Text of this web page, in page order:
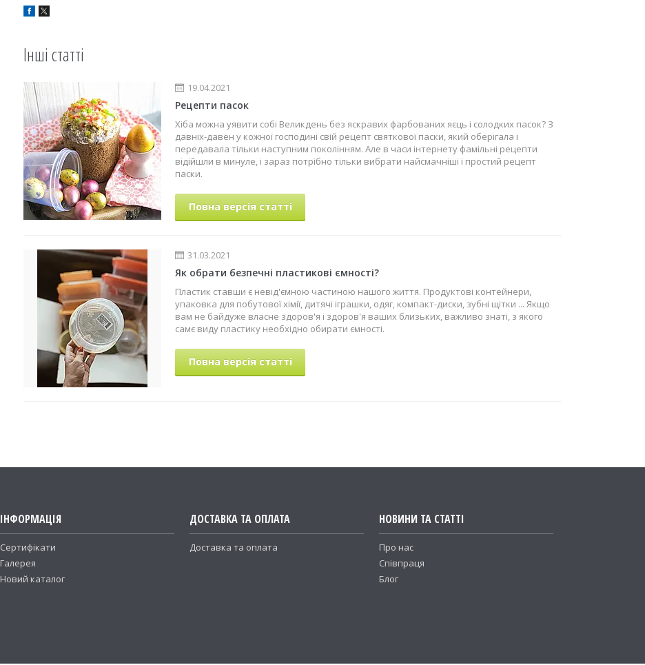
Інші статті
19.04.2021
Рецепти пасок
Хіба можна уявити собі Великдень без яскравих фарбованих яєць і солодких пасок? З
давніх-давен у кожної господині свій рецепт святкової паски, який оберігала і
передавала тільки наступним поколінням. Але в часи інтернету фамільні рецепти
відійшли в минуле, і зараз потрібно тільки вибрати найсмачніші і простий рецепт
паски.
Повна версія статті
31.03.2021
Як обрати безпечні пластикові ємності?
Пластик ставши є невід'ємною частиною нашого життя. Продуктові контейнери,
упаковка для побутової хімії, дитячі іграшки, одяг, компакт-диски, зубні щітки ... Якщо
вам не байдуже власне здоров'я і здоров'я ваших близьких, важливо знаті, з якого
самє виду пластику необхідно обирати ємності.
Повна версія статті
ІНФОРМАЦІЯ
Сертифікати
Галерея
Новий каталог
ДОСТАВКА ТА ОПЛАТА
Доставка та оплата
НОВИНИ ТА СТАТТІ
Про нас
Співпраця
Блог